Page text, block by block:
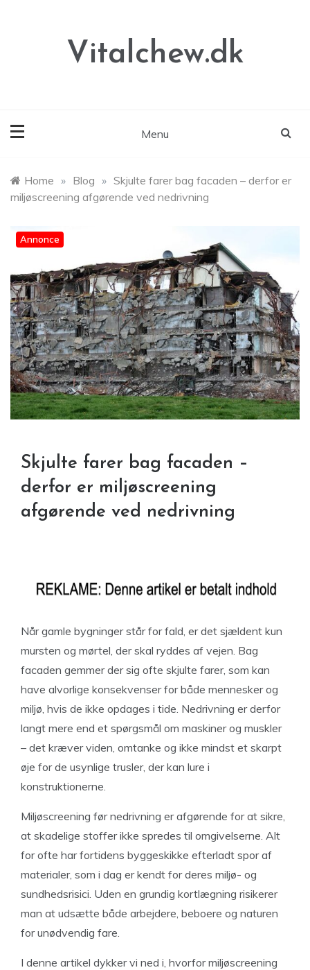
Vitalchew.dk
Menu
Home » Blog » Skjulte farer bag facaden – derfor er
miljøscreening afgørende ved nedrivning
Annonce
Skjulte farer bag facaden –
derfor er miljøscreening
afgørende ved nedrivning
Når gamle bygninger står for fald, er det sjældent kun
mursten og mørtel, der skal ryddes af vejen. Bag
facaden gemmer der sig ofte skjulte farer, som kan
have alvorlige konsekvenser for både mennesker og
miljø, hvis de ikke opdages i tide. Nedrivning er derfor
langt mere end et spørgsmål om maskiner og muskler
– det kræver viden, omtanke og ikke mindst et skarpt
øje for de usynlige trusler, der kan lure i
konstruktionerne.
Miljøscreening før nedrivning er afgørende for at sikre,
at skadelige stoffer ikke spredes til omgivelserne. Alt
for ofte har fortidens byggeskikke efterladt spor af
materialer, som i dag er kendt for deres miljø- og
sundhedsrisici. Uden en grundig kortlægning risikerer
man at udsætte både arbejdere, beboere og naturen
for unødvendig fare.
I denne artikel dykker vi ned i, hvorfor miljøscreening